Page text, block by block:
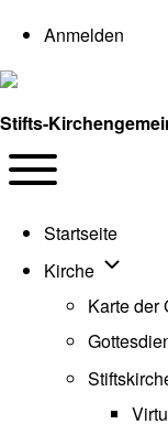
User
Anmelden
Stifts-
Navigation
Startseite
Kirche
Karte der